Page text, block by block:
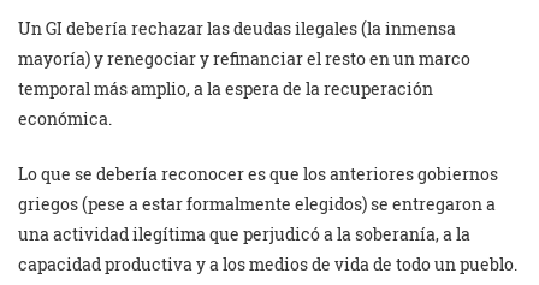
Un GI debería rechazar las deudas ilegales (la inmensa
mayoría) y renegociar y refinanciar el resto en un marco
temporal más amplio, a la espera de la recuperación
económica.
Lo que se debería reconocer es que los anteriores gobiernos
griegos (pese a estar formalmente elegidos) se entregaron a
una actividad ilegítima que perjudicó a la soberanía, a la
capacidad productiva y a los medios de vida de todo un pueblo.